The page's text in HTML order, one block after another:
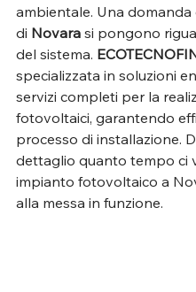
ambientale. Una
di Novara si pongono
del sistema.
specializzata in soluzioni
servizi completi per la
fotovoltaici, garantendo
processo di installazione.
dettaglio quanto tempo ci
impianto fotovoltaico a
alla messa in funzione.